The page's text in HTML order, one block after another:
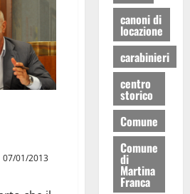
07/01/2013
canoni di
locazione
carabinieri
centro
storico
Comune
Comune
di
Martina
Franca